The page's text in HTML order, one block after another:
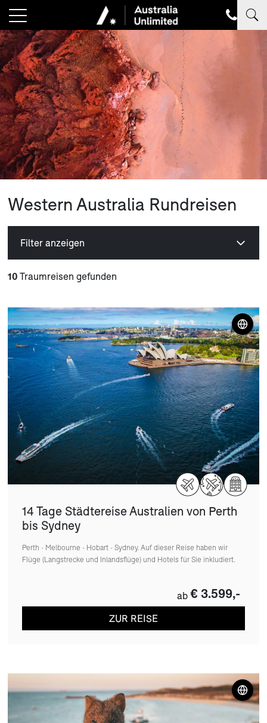
Western Australia Rundreisen
Filter anzeigen
10 Traumreisen gefunden
14 Tage Städtereise Australien von Perth
bis Sydney
Perth - Melbourne - Hobart - Sydney. Auf dieser Reise haben wir
Flüge (Langstrecke und Inlandsflüge) und Hotels für Sie inkludiert.
ab € 3.599,-
ZUR REISE